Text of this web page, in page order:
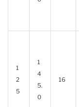
1
2
5
1
4
5.
0
16